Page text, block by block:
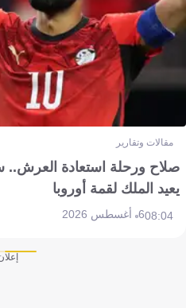
مقالات وتقارير
صلاح ورحلة استعادة العرش..
يعيد الملك لقمة أوروبا
08:046 أغسطس 2026